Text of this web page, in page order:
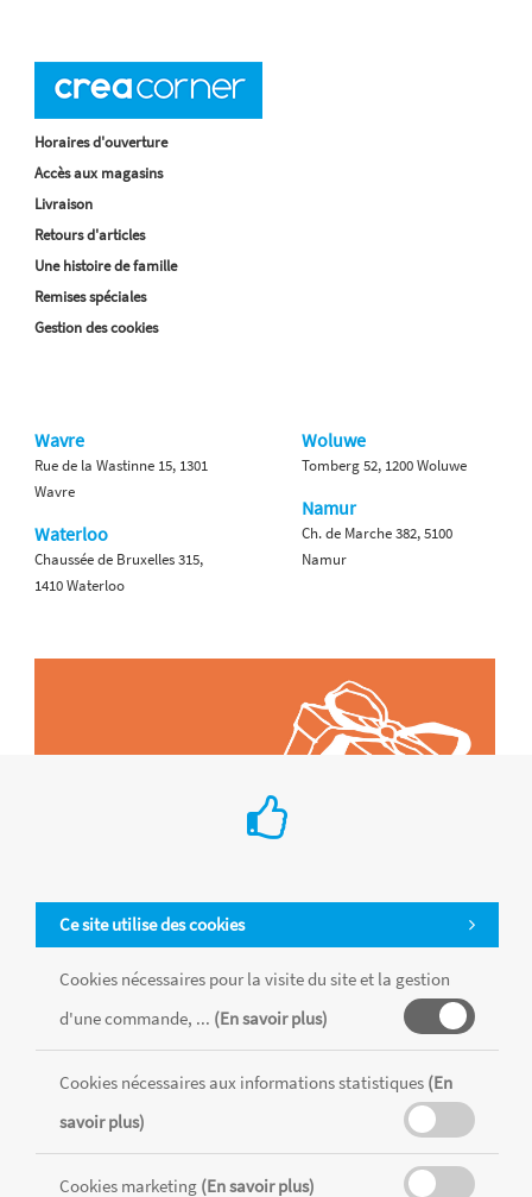
Ce site utilise des cookies
Cookies nécessaires pour la visite du site et la gestion
d'une commande, ... (En savoir plus)
Cookies nécessaires aux informations statistiques (En
savoir plus)
Cookies marketing (En savoir plus)
Horaires d'ouverture
Accès aux magasins
Livraison
Retours d'articles
Une histoire de famille
Remises spéciales
Gestion des cookies
Wavre
Rue de la Wastinne 15, 1301
Wavre
Waterloo
Chaussée de Bruxelles 315,
1410 Waterloo
Woluwe
Tomberg 52, 1200 Woluwe
Namur
Ch. de Marche 382, 5100
Namur
Tous les produits sont vendus dans la limite des stocks disponibles de
chaque magasin, toutes taxes comprises.